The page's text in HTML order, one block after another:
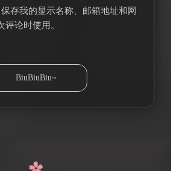
存我的显示名称、邮箱地址和网
评论时使用。